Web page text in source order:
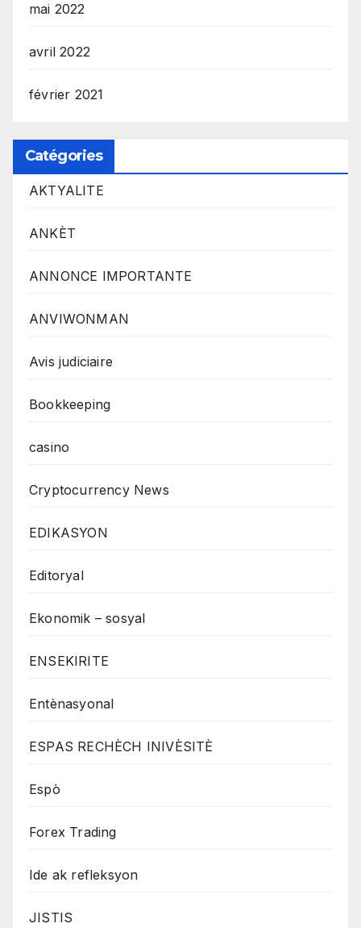
mai 2022
avril 2022
février 2021
Catégories
AKTYALITE
ANKÈT
ANNONCE IMPORTANTE
ANVIWONMAN
Avis judiciaire
Bookkeeping
casino
Cryptocurrency News
EDIKASYON
Editoryal
Ekonomik – sosyal
ENSEKIRITE
Entènasyonal
ESPAS RECHÈCH INIVÈSITÈ
Espò
Forex Trading
Ide ak refleksyon
JISTIS